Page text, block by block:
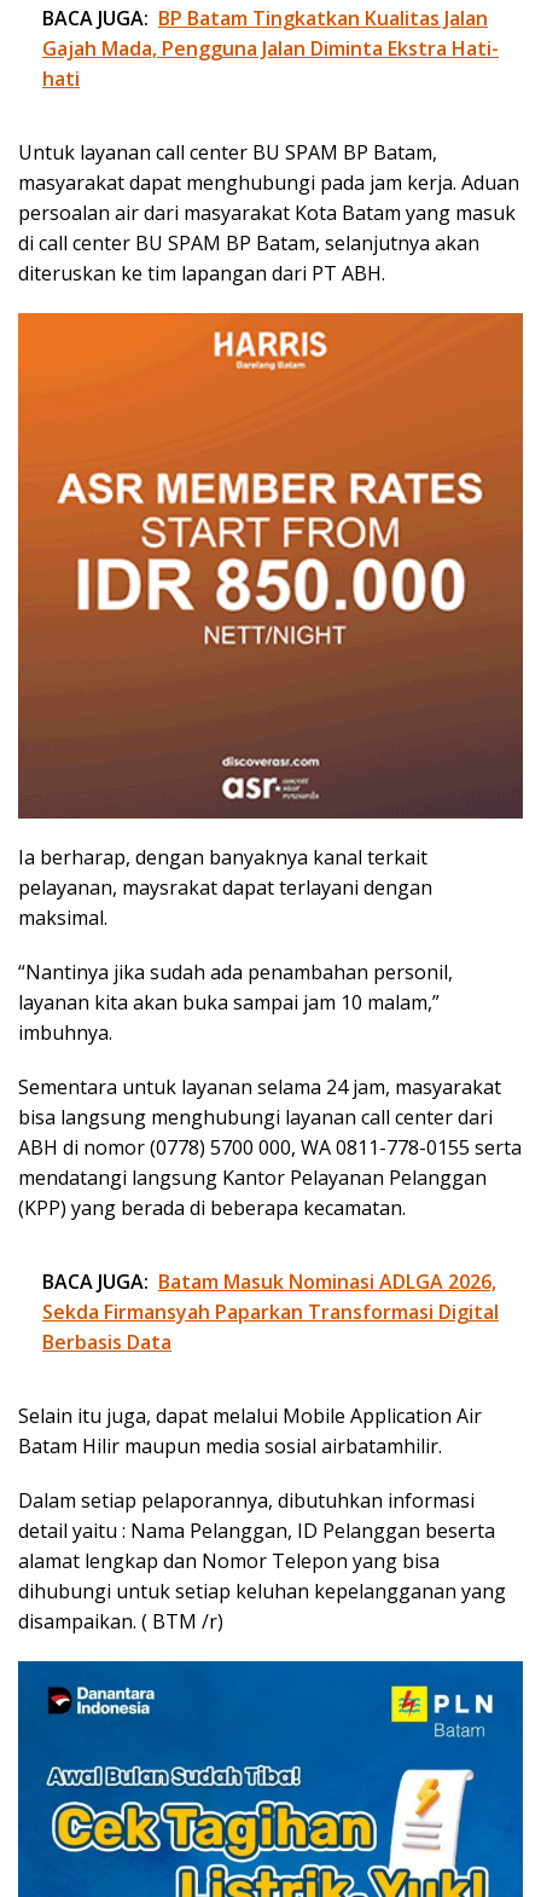
BACA JUGA: BP Batam Tingkatkan Kualitas Jalan
Gajah Mada, Pengguna Jalan Diminta Ekstra Hati-
hati
Untuk layanan call center BU SPAM BP Batam,
masyarakat dapat menghubungi pada jam kerja. Aduan
persoalan air dari masyarakat Kota Batam yang masuk
di call center BU SPAM BP Batam, selanjutnya akan
diteruskan ke tim lapangan dari PT ABH.
Ia berharap, dengan banyaknya kanal terkait
pelayanan, maysrakat dapat terlayani dengan
maksimal.
“Nantinya jika sudah ada penambahan personil,
layanan kita akan buka sampai jam 10 malam,”
imbuhnya.
Sementara untuk layanan selama 24 jam, masyarakat
bisa langsung menghubungi layanan call center dari
ABH di nomor (0778) 5700 000, WA 0811-778-0155 serta
mendatangi langsung Kantor Pelayanan Pelanggan
(KPP) yang berada di beberapa kecamatan.
BACA JUGA: Batam Masuk Nominasi ADLGA 2026,
Sekda Firmansyah Paparkan Transformasi Digital
Berbasis Data
Selain itu juga, dapat melalui Mobile Application Air
Batam Hilir maupun media sosial airbatamhilir.
Dalam setiap pelaporannya, dibutuhkan informasi
detail yaitu : Nama Pelanggan, ID Pelanggan beserta
alamat lengkap dan Nomor Telepon yang bisa
dihubungi untuk setiap keluhan kepelangganan yang
disampaikan. ( BTM /r)